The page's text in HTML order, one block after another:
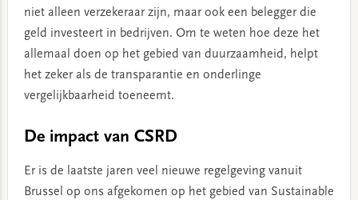
niet alleen verzekeraar zijn, maar ook een belegger die
geld investeert in bedrijven. Om te weten hoe deze het
allemaal doen op het gebied van duurzaamheid, helpt
het zeker als de transparantie en onderlinge
vergelijkbaarheid toeneemt.
De impact van CSRD
Er is de laatste jaren veel nieuwe regelgeving vanuit
Brussel op ons afgekomen op het gebied van Sustainable